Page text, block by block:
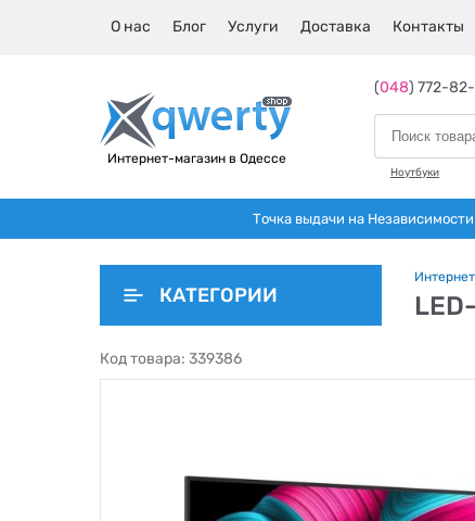
О нас Блог Услуги Доставка Контакты
Интернет-магазин в Одессе
(048) 772-
Ноутбуки
Точка выдачи на
КАТЕГОРИИ
Код товара: 339386